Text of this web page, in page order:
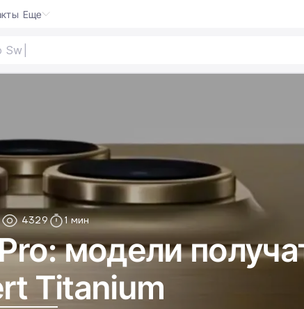
Еще
2
4329 1 мин
модели
Titanium